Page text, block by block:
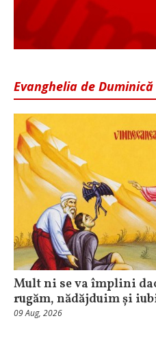
Evanghelia de Duminică
Mult ni se va împlini
rugăm, nădăjduim și
09 Aug, 2026